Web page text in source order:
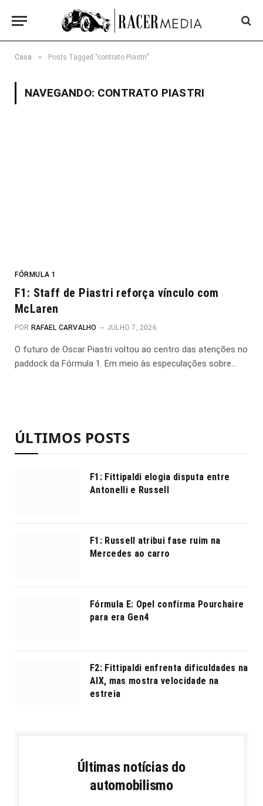
Casa » Posts Tagged "contrato Piastri"
NAVEGANDO: CONTRATO PIASTRI
FÓRMULA 1
F1: Staff de Piastri reforça vínculo com
McLaren
POR RAFAEL CARVALHO JULHO 7, 2026
O futuro de Oscar Piastri voltou ao centro das atenções no
paddock da Fórmula 1. Em meio às especulações sobre…
ÚLTIMOS POSTS
F1: Fittipaldi elogia disputa entre
Antonelli e Russell
F1: Russell atribui fase ruim na
Mercedes ao carro
Fórmula E: Opel confirma Pourchaire
para era Gen4
F2: Fittipaldi enfrenta dificuldades na
AIX, mas mostra velocidade na
estreia
Últimas notícias do
automobilismo